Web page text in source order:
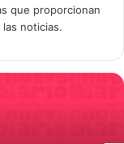
que proporcionan
noticias.